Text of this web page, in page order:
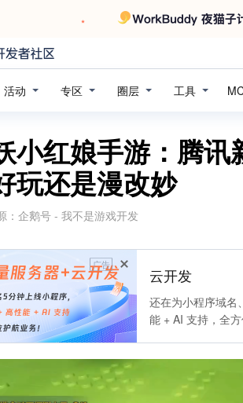
活动 专区 圈层 工具
小红娘手游：腾
玩还是漫改妙
： 企鹅号 - 我不是游戏开发
广告
云开发
还在为小程序域名
能 + AI 支持，全